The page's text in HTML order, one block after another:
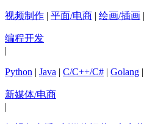
视频制作 | 平面/电商 | 绘画/插画 |
编程开发
|
Python | Java | C/C++/C# | Golang |
新媒体/电商
|